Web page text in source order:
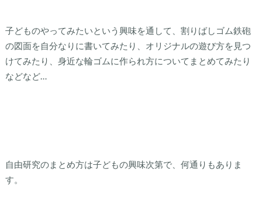
子どものやってみたいという興味を通して、割りばしゴム鉄砲
の図面を自分なりに書いてみたり、オリジナルの遊び方を見つ
けてみたり、身近な輪ゴムに作られ方についてまとめてみたり
などなど…
自由研究のまとめ方は子どもの興味次第で、何通りもありま
す。